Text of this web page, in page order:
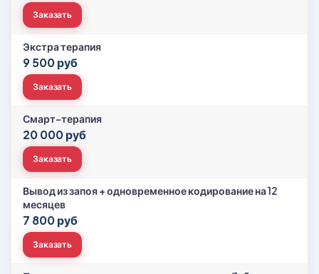
Заказать
Экстра терапия
9 500 руб
Заказать
Смарт-терапия
20 000 руб
Заказать
Вывод из запоя + одновременное кодирование на 12
месяцев
7 800 руб
Заказать